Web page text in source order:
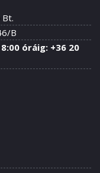
B
óráig: +36 20